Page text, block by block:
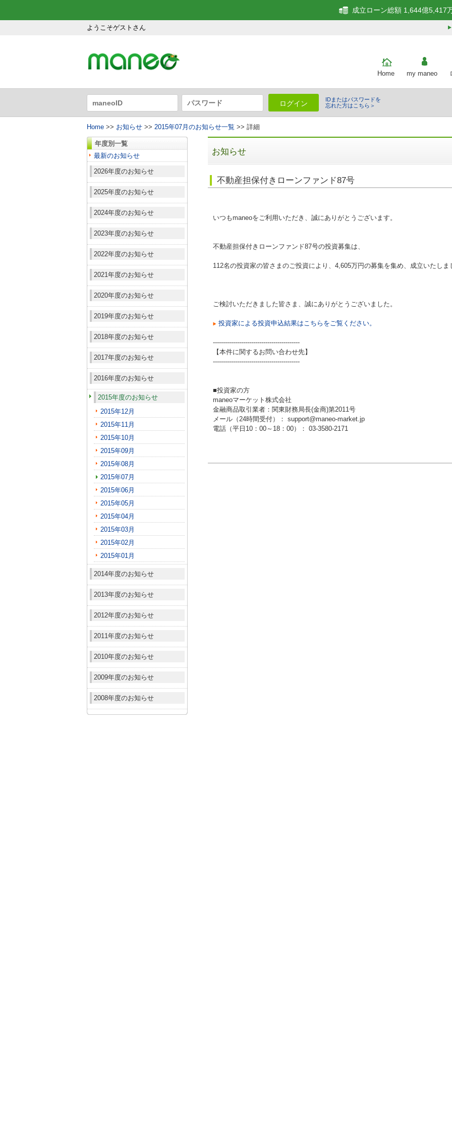
ようこそゲストさん
成立ローン総額 1,644億5,417
Home my maneo
ログイン
IDまたはパスワードを
忘れた方はこちら＞
Home >> お知らせ >> 2015年07月のお知らせ一覧 >> 詳細
年度別一覧
最新のお知らせ
2026年度のお知らせ
2025年度のお知らせ
2024年度のお知らせ
2023年度のお知らせ
2022年度のお知らせ
2021年度のお知らせ
2020年度のお知らせ
2019年度のお知らせ
2018年度のお知らせ
2017年度のお知らせ
2016年度のお知らせ
2015年度のお知らせ
2015年12月
2015年11月
2015年10月
2015年09月
2015年08月
2015年07月
2015年06月
2015年05月
2015年04月
2015年03月
2015年02月
2015年01月
2014年度のお知らせ
2013年度のお知らせ
2012年度のお知らせ
2011年度のお知らせ
2010年度のお知らせ
2009年度のお知らせ
2008年度のお知らせ
お知らせ
不動産担保付きローンファンド87号
いつもmaneoをご利用いただき、誠にありがとうございます。
不動産担保付きローンファンド87号の投資募集は、
112名の投資家の皆さまのご投資により、4,605万円の募集を集め、成立いたしま
ご検討いただきました皆さま、誠にありがとうございました。
投資家による投資申込結果はこちらをご覧ください。
-------------------------------------------
【本件に関するお問い合わせ先】
-------------------------------------------
■投資家の方
maneoマーケット株式会社
金融商品取引業者：関東財務局長(金商)第2011号
メール（24時間受付）： support@maneo-market.jp
電話（平日10：00～18：00）： 03-3580-2171